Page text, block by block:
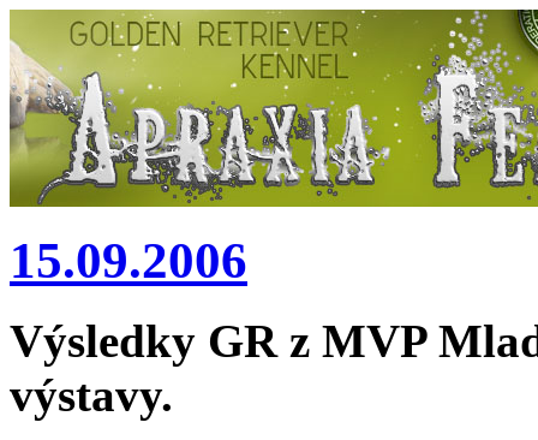
15.09.2006
Výsledky GR z MVP
výstavy.